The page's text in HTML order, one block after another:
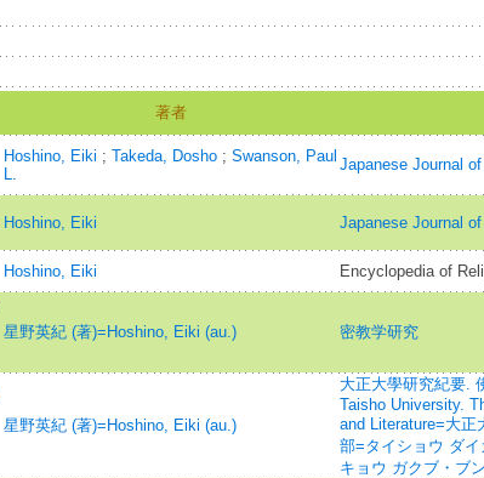
著者
Hoshino, Eiki ; Takeda, Dosho ; Swanson, Paul
L.
Japanese Journal
Hoshino, Eiki Japanese Journal
Hoshino, Eiki Encyclopedia of
星野英紀 (著)=Hoshino, Eiki (au.) 密教学研究
星野英紀 (著)=Hoshino, Eiki (au.)
大正大學研究紀要.
Taisho University.
and Literature=大正
部=タイショウ ダ
キョウ ガクブ・ブ